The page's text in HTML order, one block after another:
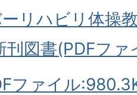
リハビリ体操
刊図書(PDFファ
ファイル